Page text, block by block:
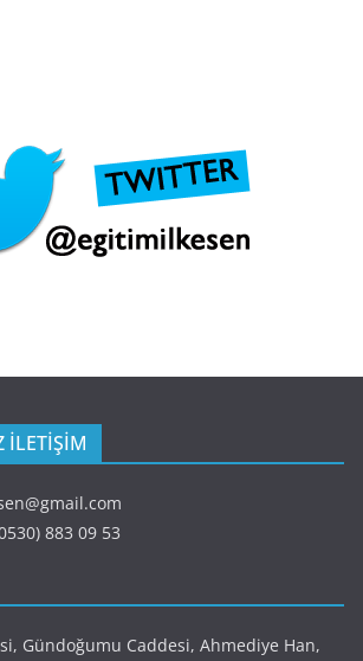
İLETİŞİM
883 09 53
Gündoğumu Caddesi, Ahmediye Han,